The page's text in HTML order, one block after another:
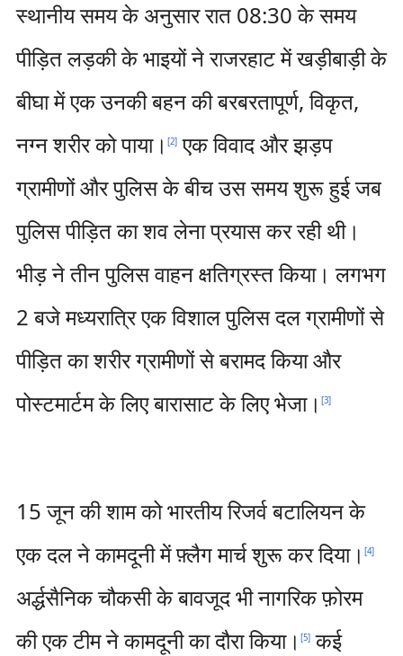
स्थानीय समय के अनुसार रात 08:30 के समय
पीड़ित लड़की के भाइयों ने राजरहाट में खड़ीबाड़ी के
बीघा में एक उनकी बहन की बरबरतापूर्ण, विकृत,
नग्न शरीर को पाया। [2]एक विवाद और झड़प
ग्रामीणों और पुलिस के बीच उस समय शुरू हुई जब
पुलिस पीड़ित का शव लेना प्रयास कर रही थी।
भीड़ ने तीन पुलिस वाहन क्षतिग्रस्त किया। लगभग
2 बजे मध्यरात्रि एक विशाल पुलिस दल ग्रामीणों से
पीड़ित का शरीर ग्रामीणों से बरामद किया और
पोस्टमार्टम के लिए बारासाट के लिए भेजा। [3]
15 जून की शाम को भारतीय रिजर्व बटालियन के
एक दल ने कामदूनी में फ़्लैग मार्च शुरू कर दिया। [4]
अर्द्धसैनिक चौकसी के बावजूद भी नागरिक फ़ोरम
की एक टीम ने कामदूनी का दौरा किया। [5]कई